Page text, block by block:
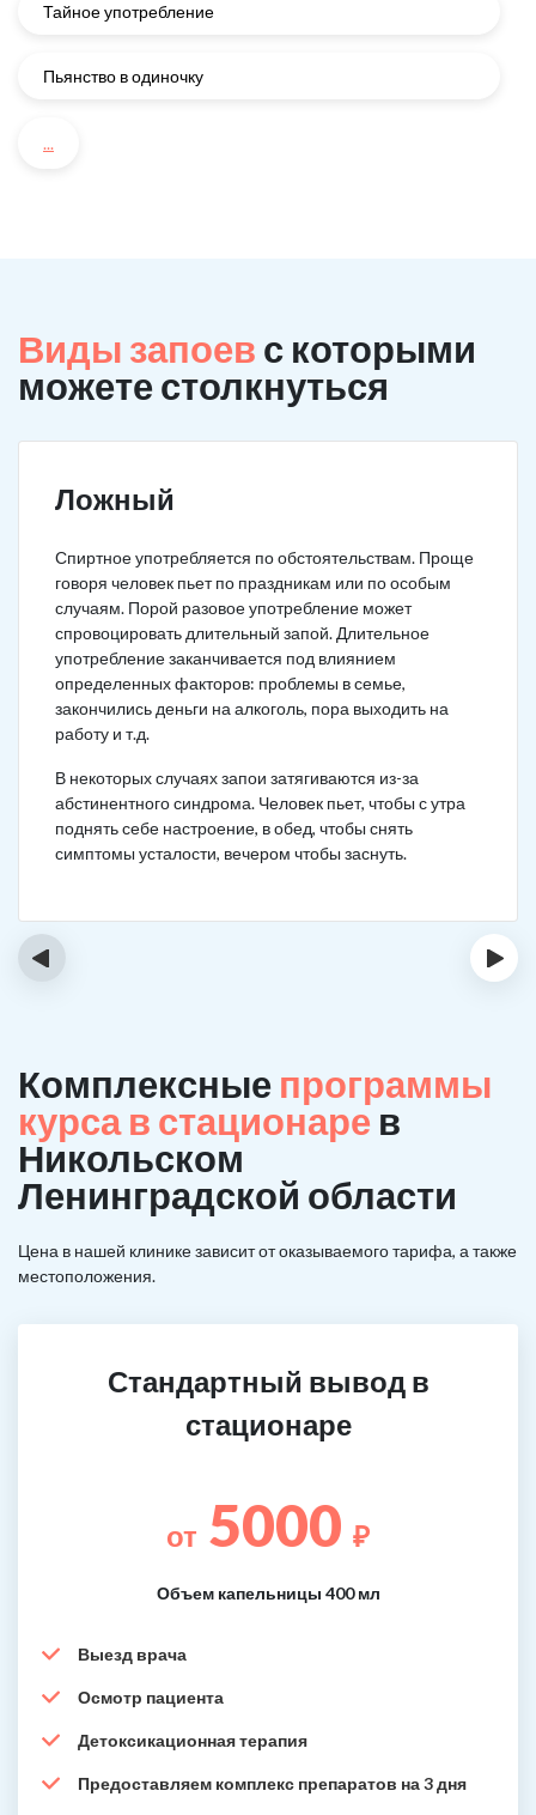
Тайное употребление
Пьянство в одиночку
...
Виды запоев с которыми
можете столкнуться
Ложный
Спиртное употребляется по обстоятельствам. Проще
говоря человек пьет по праздникам или по особым
случаям. Порой разовое употребление может
спровоцировать длительный запой. Длительное
употребление заканчивается под влиянием
определенных факторов: проблемы в семье,
закончились деньги на алкоголь, пора выходить на
работу и т.д.
В некоторых случаях запои затягиваются из-за
абстинентного синдрома. Человек пьет, чтобы с утра
поднять себе настроение, в обед, чтобы снять
симптомы усталости, вечером чтобы заснуть.
‹ ›
Комплексные программы
курса в стационаре в
Никольском
Ленинградской области
Цена в нашей клинике зависит от оказываемого тарифа, а также
местоположения.
Стандартный вывод в
стационаре
от 5000 ₽
Объем капельницы 400 мл
Выезд врача
Осмотр пациента
Детоксикационная терапия
Предоставляем комплекс препаратов на 3 дня